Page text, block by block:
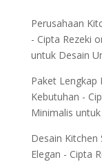
Perusahaan
- Cipta Rezeki
untuk Desain
Paket Lengkap
Kebutuhan -
Minimalis
Desain
Elegan - Cipta